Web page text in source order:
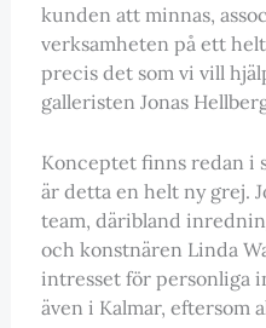
kunden att minnas,
verksamheten på ett
precis det som vi vill
galleristen Jonas
Konceptet finns redan i
är detta en helt ny grej.
team, däribland
och konstnären Linda
intresset för personliga
även i Kalmar, eftersom